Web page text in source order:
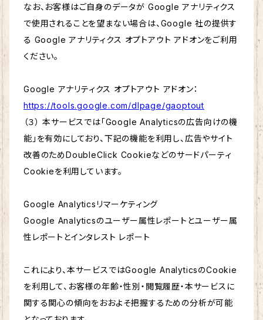
なお、お客様はご自身のデータが Google アナリティクス
で使用されることを望まない場合は、Google 社の提供す
る Google アナリティクス オプトアウト アドオンをご利用
ください。
Google アナリティクス オプトアウト アドオン：
https://tools.google.com/dlpage/gaoptout
（３） 本サービスでは「Google Analyticsの広告向けの機
能」を有効にしており、下記の機能を利用し、広告やサイト
改善のためDoubleClick Cookieなどのサードパーティ
Cookieを利用しています。
Google Analyticsリマーケティング
Google Analyticsのユーザー属性レポートとユーザー属
性レポートとインタレスト レポート
これにより、本サービスではGoogle AnalyticsのCookie
を利用して、お客様の年齢・性別・閲覧履歴・本サービスに
関する関心の傾向をおおよそ把握するための分析が可能